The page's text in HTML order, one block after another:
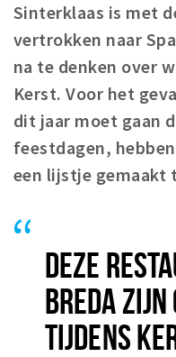
Zorgverzekering
Huisarts en eerste hulp
Q&A
KORTING
Breda Student Shop
Draai aan het rad!
VRIJE TIJD
Sport
Nieuws
Agenda
Bezienswaardigheden
Sinterklaas is met
vertrokken naar
na te denken over
Kerst. Voor het
dit jaar moet gaan
feestdagen,
een lijstje gemaakt
DEZE
BREDA ZIJN
TIJDENS